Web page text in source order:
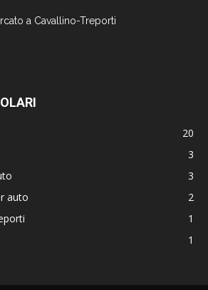
a Cavallino-Treporti
20
3
3
auto
2
1
1